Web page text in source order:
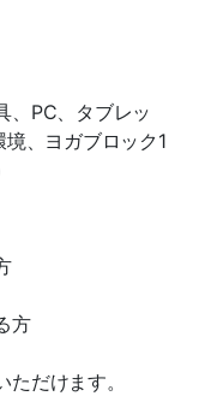
、PC、タブレッ
、ヨガブロック1
方
だけます。